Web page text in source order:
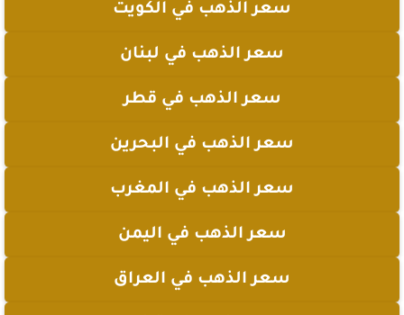
سعر الذهب في الكويت
سعر الذهب في لبنان
سعر الذهب في قطر
سعر الذهب في البحرين
سعر الذهب في المغرب
سعر الذهب في اليمن
سعر الذهب في العراق